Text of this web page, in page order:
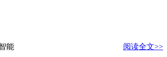
能 阅读全文>>